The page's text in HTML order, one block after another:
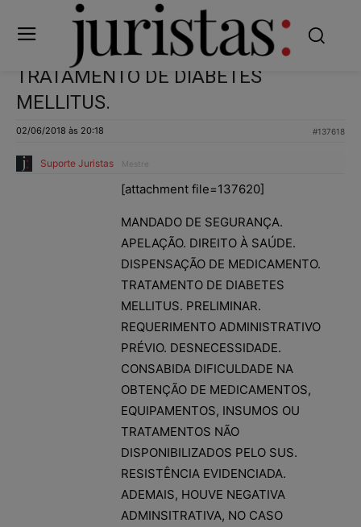
TRATAMENTO DE DIABETES
MELLITUS.
02/06/2018 às 20:18 #137618
Suporte Juristas Mestre
[attachment file=137620]
MANDADO DE SEGURANÇA.
APELAÇÃO. DIREITO À SAÚDE.
DISPENSAÇÃO DE MEDICAMENTO.
TRATAMENTO DE DIABETES
MELLITUS. PRELIMINAR.
REQUERIMENTO ADMINISTRATIVO
PRÉVIO. DESNECESSIDADE.
CONSABIDA DIFICULDADE NA
OBTENÇÃO DE MEDICAMENTOS,
EQUIPAMENTOS, INSUMOS OU
TRATAMENTOS NÃO
DISPONIBILIZADOS PELO SUS.
RESISTÊNCIA EVIDENCIADA.
ADEMAIS, HOUVE NEGATIVA
ADMINSITRATIVA, NO CASO